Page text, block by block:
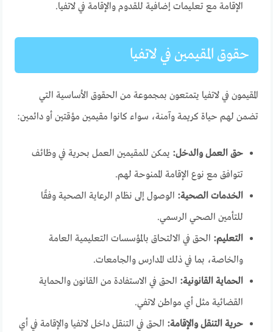
الإقامة مع تعليمات إضافية للقدوم والإقامة في لاتفيا.
حقوق المقيمين في لاتفيا
المقيمون في لاتفيا يتمتعون بمجموعة من الحقوق الأساسية التي
تضمن لهم حياة كريمة وآمنة، سواء كانوا مقيمين مؤقتين أو دائمين:
حق العمل والدخل: يمكن للمقيمين العمل بحرية في وظائف
تتوافق مع نوع الإقامة الممنوحة لهم.
الخدمات الصحية: الوصول إلى نظام الرعاية الصحية وفقًا
للتأمين الصحي الرسمي.
التعليم: الحق في الالتحاق بالمؤسسات التعليمية العامة
والخاصة، بما في ذلك المدارس والجامعات.
الحماية القانونية: الحق في الاستفادة من القانون والحماية
القضائية مثل أي مواطن لاتفي.
حرية التنقل والإقامة: الحق في التنقل داخل لاتفيا والإقامة في أي